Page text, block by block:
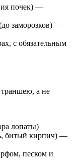
почек) —
заморозков) —
с обязательным
а не
лопаты)
битый кирпич) —
песком и